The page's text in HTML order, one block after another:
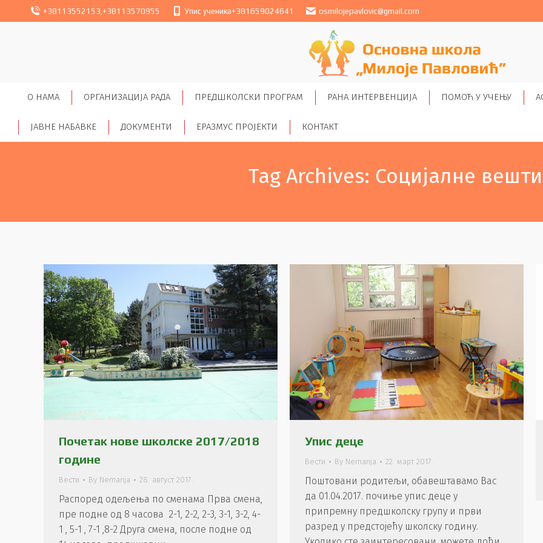
+38113552153 +38113570955 Упис ученика+381659024641 osmilojepavlovic@gmail.com
O НАМА ОРГАНИЗАЦИЈА РАДА ПРЕДШКОЛСКИ ПРОГРАМ РАНА ИНТЕРВЕНЦИЈА ПОМОЋ У УЧЕЊУ
ЈАВНЕ НАБАВКЕ ДОКУМЕНТИ ЕРАЗМУС ПРОЈЕКТИ КОНТАКТ
Tag Archives: Социјалне
Почетак нове школске 2017/2018
године
Вести By Nemanja 28. август 2017.
Распоред одељења по сменама Прва смена,
пре подне од 8 часова 2-1, 2-2, 2-3, 3-1, 3-2, 4-
1 , 5-1 , 7-1 ,8-2 Друга смена, после подне од
Упис деце
Вести By Nemanja 22. март 2017.
Поштовани родитељи, обавештавамо Вас
да 01.04.2017. почиње упис деце у
припремну предшколску групу и први
разред у предстојећу школску годину.